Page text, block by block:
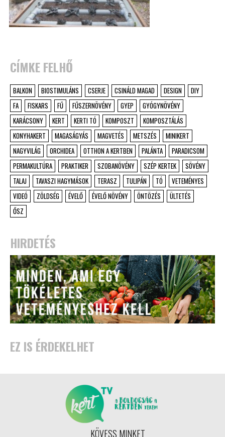
CÍMKE FELHŐ
BALKON BIOSTIMULÁNS CSERJE CSINÁLD MAGAD DESIGN
DIY
FA
FISKARS FŰ FŰSZERNÖVÉNY GYEP
GYÓGYNÖVÉNY
KARÁCSONY
KERT KERTI TÓ KOMPOSZT
KOMPOSZTÁLÁS
KONYHAKERT
MAGASÁGYÁS MAGVETÉS METSZÉS
MINIKERT
NAGYVILÁG
ORCHIDEA OTTHON A KERTBEN PALÁNTA
PARADICSOM
PERMAKULTÚRA
PRAKTIKER SZOBANÖVÉNY SZÉP KERTEK
SÖVÉNY
TALAJ
TAVASZI HAGYMÁSOK TERASZ TULIPÁN TÓ
VETEMÉNYES
VIDEÓ
ZÖLDSÉG ÉVELŐ ÉVELŐ NÖVÉNY ÖNTÖZÉS
ÜLTETÉS
ŐSZ
HIRDETÉS
EZ IS ÉRDEKELHET
KÖVESS MINKET